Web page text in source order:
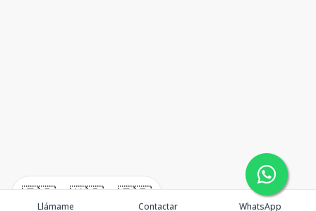
🇪🇸 🇺🇸 🇫🇷
Llámame Contactar WhatsApp